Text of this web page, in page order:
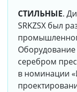
СТИЛЬНЫЕ.
SRKZSX был
серебром
в номинации